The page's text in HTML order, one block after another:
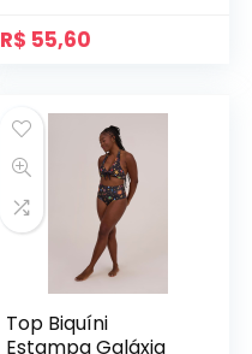
R$ 55,60
Top Biquíni
Estampa Galáxia